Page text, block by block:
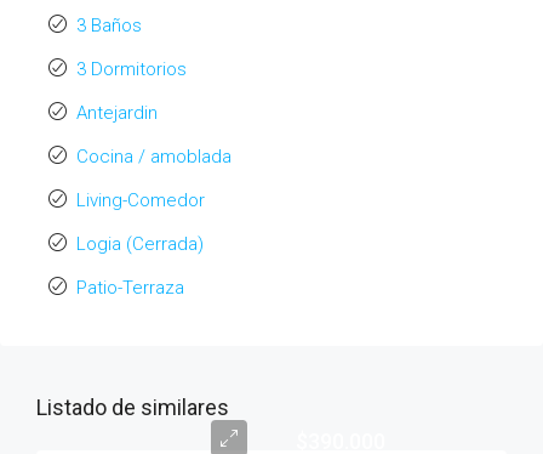
3 Baños
3 Dormitorios
Antejardin
Cocina / amoblada
Living-Comedor
Logia (Cerrada)
Patio-Terraza
Listado de similares